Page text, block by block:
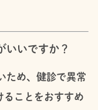
いいですか？
ため、健診で異常
ることをおすすめ